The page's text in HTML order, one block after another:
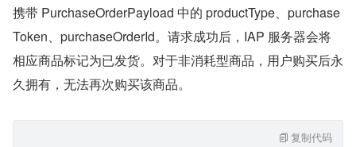
携带 PurchaseOrderPayload 中的 productType、purchase
Token、purchaseOrderId。请求成功后，IAP 服务器会将
相应商品标记为已发货。对于非消耗型商品，用户购买后永
久拥有，无法再次购买该商品。
复制代码